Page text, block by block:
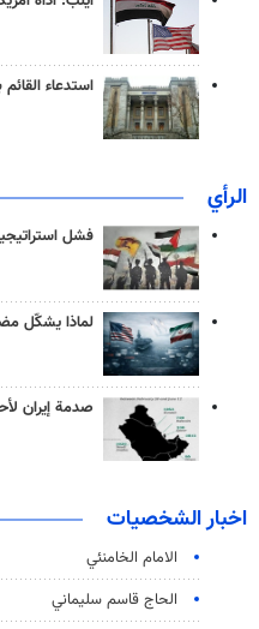
استدعاء القائم
الرأي
فشل
لماذا يشكّل
صدمة إيران
اخبار الشخصيات
الامام الخامنئي
الحاج قاسم سليماني